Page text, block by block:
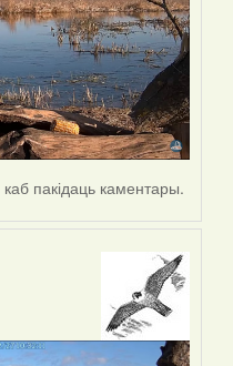
каб пакідаць каментары.